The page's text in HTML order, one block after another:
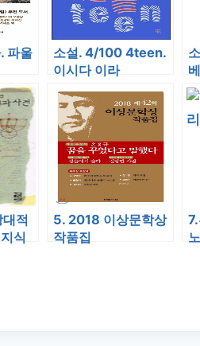
파울
소설. 4/100 4teen.
이시다 이라
적
식
5. 2018 이상문학상
작품집